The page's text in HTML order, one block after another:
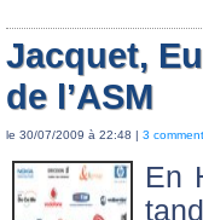
Jacquet,
de l’ASM
le 30/07/2009 à 22:48 | 3
En